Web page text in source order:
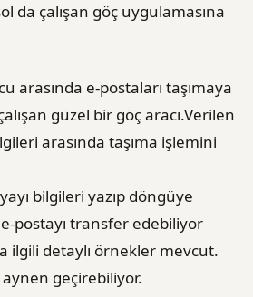
da çalışan göç uygulamasına
arasında e-postaları taşımaya
güzel bir göç aracı.Verilen
arasında taşıma işlemini
bilgileri yazıp döngüye
postayı transfer edebiliyor
ilgili detaylı örnekler mevcut.
aynen geçirebiliyor.